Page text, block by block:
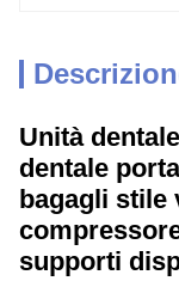
Unità
dentale
bagagli stile
supporti